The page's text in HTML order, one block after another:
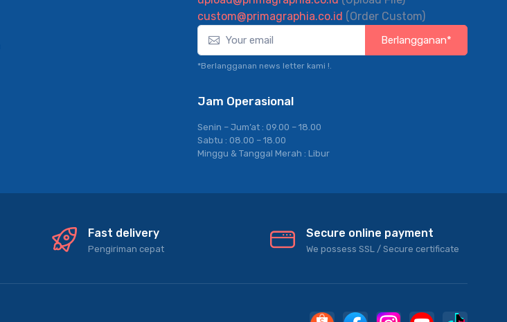
custom@primagraphia.co.id (Order Custom)
Berlangganan*
*Berlangganan news letter kami !.
Jam Operasional
Senin – Jum’at : 09.00 – 18.00
Sabtu : 08.00 – 18.00
Minggu & Tanggal Merah : Libur
Fast delivery
Pengiriman cepat
Secure online payment
We possess SSL / Secure сertificate